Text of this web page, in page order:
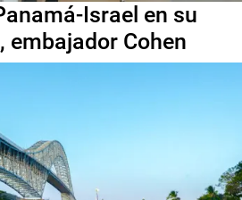
Israel en su
embajador Cohen